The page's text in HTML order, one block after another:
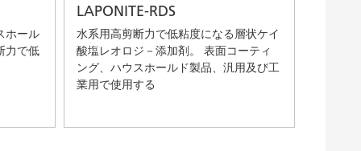
ホール
力で低
LAPONITE-RDS
水系用高剪断力で低粘度になる層状ケイ
酸塩レオロジ－添加剤。 表面コーティ
ング、ハウスホールド製品、汎用及び工
業用で使用する